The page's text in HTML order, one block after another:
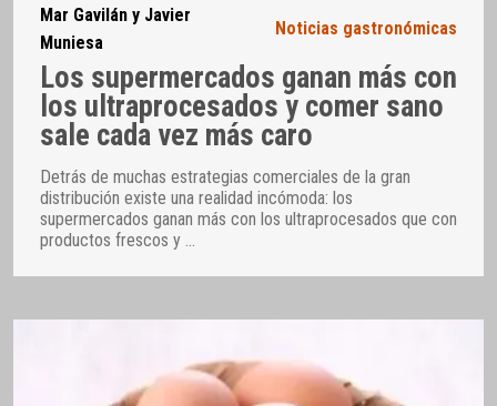
Mar Gavilán y Javier
Muniesa
Noticias gastronómicas
Los supermercados ganan más con
los ultraprocesados y comer sano
sale cada vez más caro
Detrás de muchas estrategias comerciales de la gran
distribución existe una realidad incómoda: los
supermercados ganan más con los ultraprocesados que con
productos frescos y